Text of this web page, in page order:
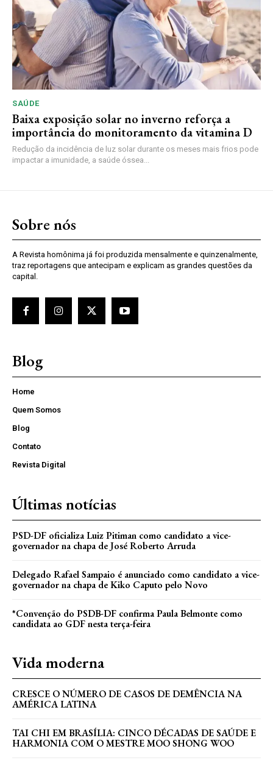
SAÚDE
Baixa exposição solar no inverno reforça a
importância do monitoramento da vitamina D
Redução da incidência de luz solar durante os meses mais frios pode
impactar a imunidade, a saúde óssea...
Sobre nós
A Revista homônima já foi produzida mensalmente e quinzenalmente,
traz reportagens que antecipam e explicam as grandes questões da
capital.
Blog
Home
Quem Somos
Blog
Contato
Revista Digital
Últimas notícias
PSD-DF oficializa Luiz Pitiman como candidato a vice-
governador na chapa de José Roberto Arruda
Delegado Rafael Sampaio é anunciado como candidato a vice-
governador na chapa de Kiko Caputo pelo Novo
*Convenção do PSDB-DF confirma Paula Belmonte como
candidata ao GDF nesta terça-feira
Vida moderna
CRESCE O NÚMERO DE CASOS DE DEMÊNCIA NA
AMÉRICA LATINA
TAI CHI EM BRASÍLIA: CINCO DÉCADAS DE SAÚDE E
HARMONIA COM O MESTRE MOO SHONG WOO